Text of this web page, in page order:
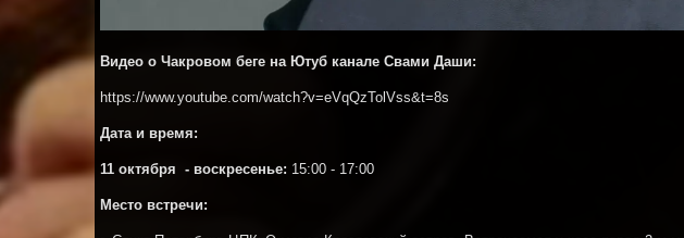
Видео о Чакровом беге на Ютуб канале Свами Даши:
https://www.youtube.com/watch?v=eVqQzTolVss&t=8s
Дата и время:
11 октября - воскресенье: 15:00 - 17:00
Место встречи: